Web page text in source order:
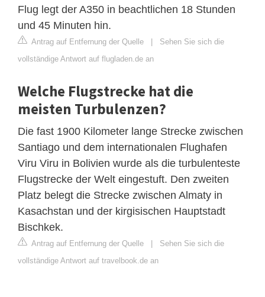
Flug legt der A350 in beachtlichen 18 Stunden
und 45 Minuten hin.
Antrag auf Entfernung der Quelle | Sehen Sie sich die
vollständige Antwort auf flugladen.de an
Welche Flugstrecke hat die
meisten Turbulenzen?
Die fast 1900 Kilometer lange Strecke zwischen
Santiago und dem internationalen Flughafen
Viru Viru in Bolivien wurde als die turbulenteste
Flugstrecke der Welt eingestuft. Den zweiten
Platz belegt die Strecke zwischen Almaty in
Kasachstan und der kirgisischen Hauptstadt
Bischkek.
Antrag auf Entfernung der Quelle | Sehen Sie sich die
vollständige Antwort auf travelbook.de an